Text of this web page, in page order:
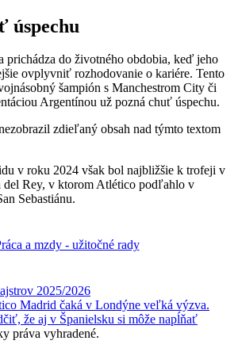
úspechu
prichádza do životného obdobia, keď jeho
ovplyvniť rozhodovanie o kariére. Tento
šampión s Manchestrom City či
Argentínou už pozná chuť úspechu.
zdieľaný obsah nad týmto textom
v roku 2024 však bol najbližšie k trofeji v
del Rey, v ktorom Atlético podľahlo v
Sebastiánu.
2025/2026
Madrid čaká v Londýne veľká výzva.
že aj v Španielsku si môže napĺňať
práva vyhradené.